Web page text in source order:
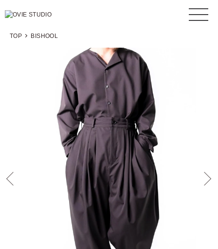
TOP BISHOOL